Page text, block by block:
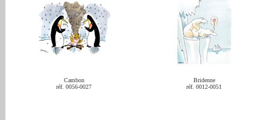
Cambon
réf. 0056-0027
Bridenne
réf. 0012-0051